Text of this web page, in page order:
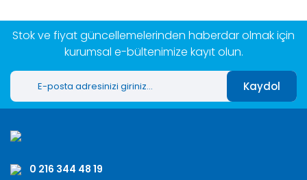
Stok ve fiyat güncellemelerinden haberdar olmak için
kurumsal e-bültenimize kayıt olun.
Kaydol
0 216 344 48 19